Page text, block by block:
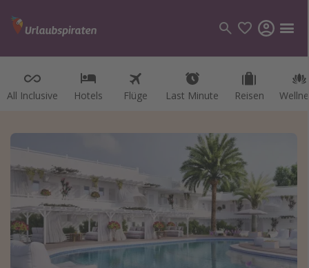
All Inclusive Hotels Flüge Last Minute Reisen
Kategorien
Reisen
Kreuzfahrten
Reiseziele
Alle Reiseziele